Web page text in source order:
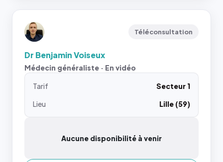
Téléconsultation
Dr Benjamin Voiseux
Médecin généraliste · En vidéo
Tarif
Secteur 1
Lieu
Lille (59)
Aucune disponibilité à venir